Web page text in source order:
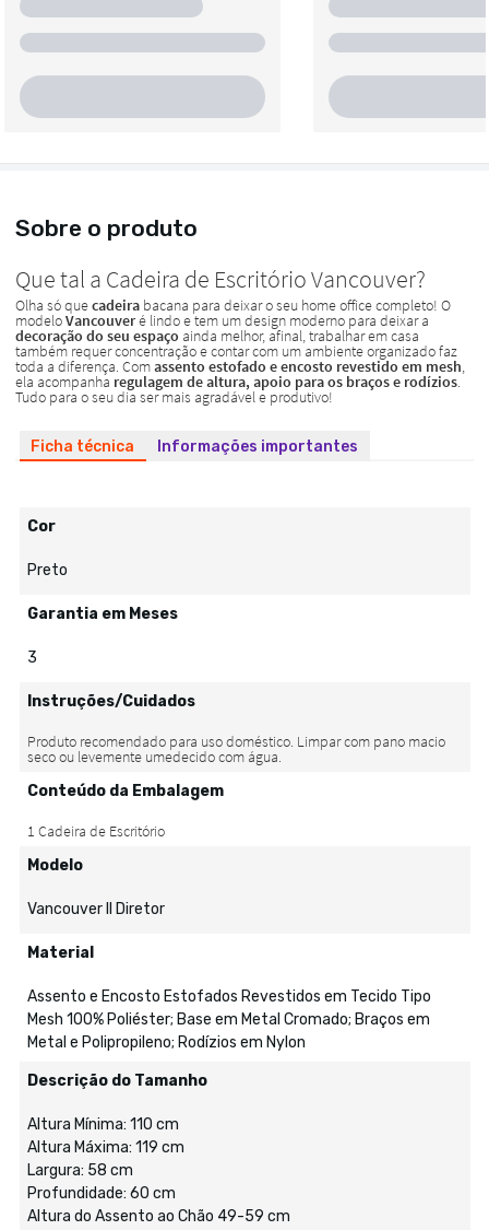
Sobre o produto
Ficha técnica Informações importantes
Cor
Preto
Garantia em Meses
3
Instruções/Cuidados
Conteúdo da Embalagem
Modelo
Vancouver II Diretor
Material
Assento e Encosto Estofados Revestidos em Tecido Tipo
Mesh 100% Poliéster; Base em Metal Cromado; Braços em
Metal e Polipropileno; Rodízios em Nylon
Descrição do Tamanho
Altura Mínima: 110 cm
Altura Máxima: 119 cm
Largura: 58 cm
Profundidade: 60 cm
Altura do Assento ao Chão 49-59 cm